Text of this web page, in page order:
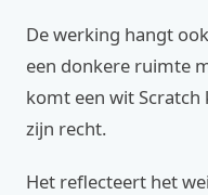
De werking hangt
een donkere ruimte
komt een wit
zijn recht.
Het reflecteert het